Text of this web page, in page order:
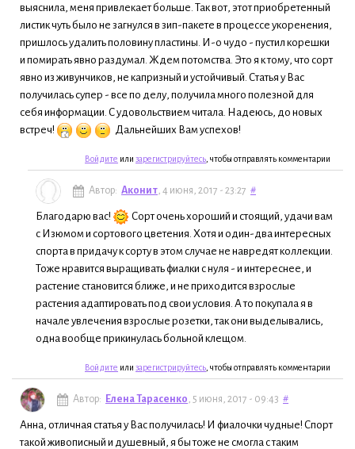
выяснила, меня привлекает больше. Так вот, этот приобретенный
листик чуть было не загнулся в зип-пакете в процессе укоренения,
пришлось удалить половину пластины. И-о чудо - пустил корешки
и помирать явно раздумал. Ждем потомства. Это я к тому, что сорт
явно из живунчиков, не капризный и устойчивый. Статья у Вас
получилась супер - все по делу, получила много полезной для
себя информации. С удовольствием читала. Надеюсь, до новых
встреч!
Дальнейших Вам успехов!
Войдите или зарегистрируйтесь , чтобы отправлять комментарии
Автор: Аконит, 4 июня, 2017 - 23:27 #
Благодарю вас!
Сорт очень хороший и стоящий, удачи вам
с Изюмом и сортового цветения. Хотя и один-два интересных
спорта в придачу к сорту в этом случае не навредят коллекции.
Тоже нравится выращивать фиалки с нуля - и интереснее, и
растение становится ближе, и не приходится взрослые
растения адаптировать под свои условия. А то покупала я в
начале увлечения взрослые розетки, так они выделывались,
одна вообще прикинулась больной клещом.
Войдите или зарегистрируйтесь , чтобы отправлять комментарии
Автор: Елена Тарасенко, 5 июня, 2017 - 09:43 #
Анна, отличная статья у Вас получилась! И фиалочки чудные! Спорт
такой живописный и душевный, я бы тоже не смогла с таким